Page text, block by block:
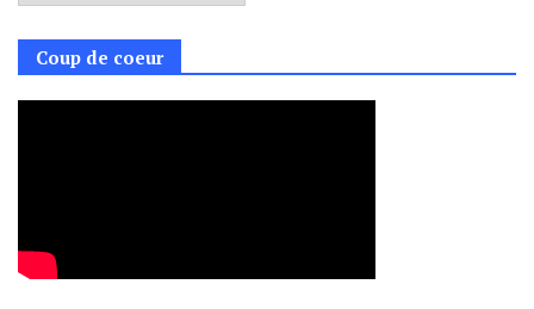
Coup de coeur